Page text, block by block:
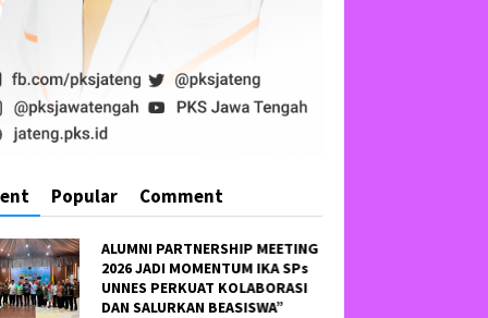
Popular Comment
ALUMNI PARTNERSHIP MEETING
2026 JADI MOMENTUM IKA SPs
UNNES PERKUAT KOLABORASI
DAN SALURKAN BEASISWA”